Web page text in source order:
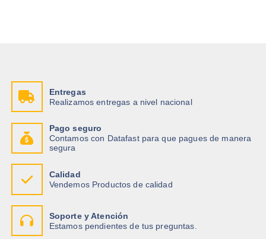
Entregas
Realizamos entregas a nivel nacional
Pago seguro
Contamos con Datafast para que pagues de manera
segura
Calidad
Vendemos Productos de calidad
Soporte y Atención
Estamos pendientes de tus preguntas.